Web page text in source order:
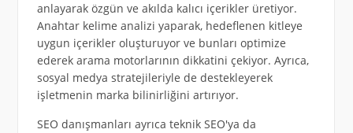
anlayarak özgün ve akılda kalıcı içerikler üretiyor.
Anahtar kelime analizi yaparak, hedeflenen kitleye
uygun içerikler oluşturuyor ve bunları optimize
ederek arama motorlarının dikkatini çekiyor. Ayrıca,
sosyal medya stratejileriyle de destekleyerek
işletmenin marka bilinirliğini artırıyor.
SEO danışmanları ayrıca teknik SEO'ya da